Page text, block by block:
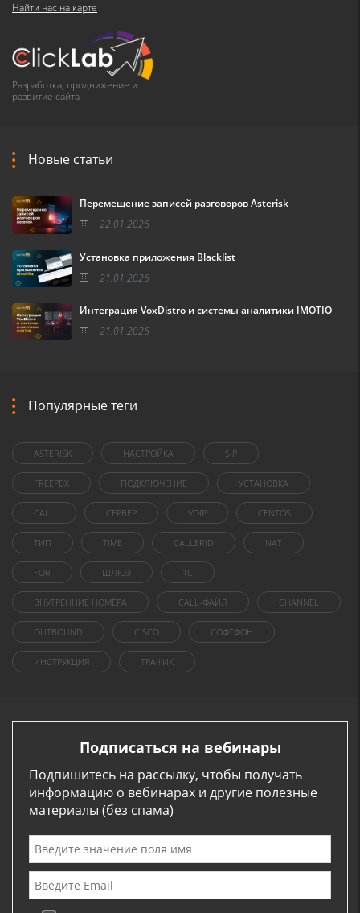
Найти нас на карте
Разработка, продвижение и
развитие сайта
Новые статьи
Перемещение записей разговоров Asterisk
22.01.2026
Установка приложения Blacklist
21.01.2026
Интеграция VoxDistro и системы аналитики IMOTIO
21.01.2026
Популярные теги
ASTERISK НАСТРОЙКА SIP
FREEPBX ПОДКЛЮЧЕНИЕ УСТАНОВКА
CALL СЕРВЕР VOIP CENTOS
ТИП TIME CALLERID NAT
FOR ШЛЮЗ 1C
ВНУТРЕННИЕ НОМЕРА CALL-ФАЙЛ CHANNEL
OUTBOUND CISCO СОФТФОН
ИНСТРУКЦИЯ ТРАФИК
Подписаться на вебинары
Подпишитесь на рассылку, чтобы получать
информацию о вебинарах и другие полезные
материалы (без спама)